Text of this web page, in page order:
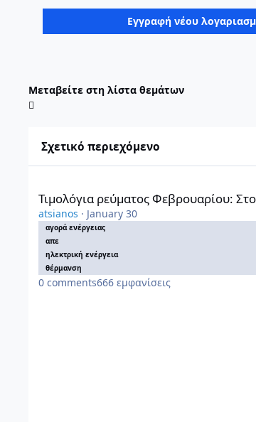
Εγγραφή νέου
Μεταβείτε στη λίστα θεμάτων
Σχετικό περιεχόμενο
Τιμολόγια ρεύματος Φεβρουαρίου:
atsianos · January 30
αγορά ενέργειας
απε
ηλεκτρική ενέργεια
θέρμανση
0 comments666 εμφανίσεις